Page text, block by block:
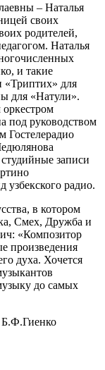
– Наталья
своих
родителей,
Наталья
и такие
«Триптих» для
для «Натули».
под руководством
Гостелерадио
записи
радио.
в котором
Смех, Дружба и
«Композитор
произведения
духа. Хочется
до самых